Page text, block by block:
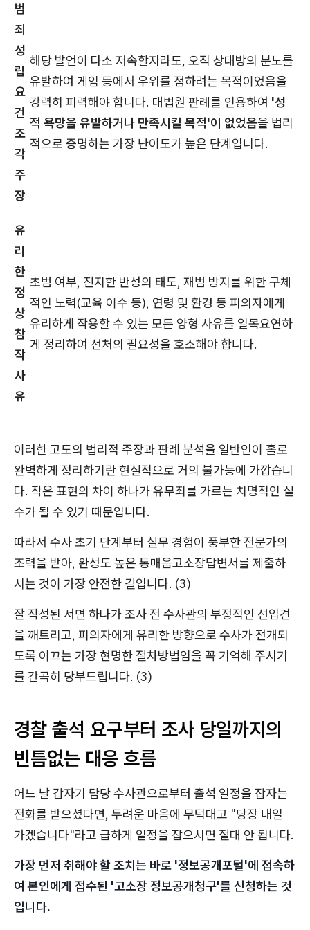
범
죄
성
립
요
건
조
각
주
장
해당 발언이 다소 저속할지라도, 오직 상대방의 분노를
유발하여 게임 등에서 우위를 점하려는 목적이었음을
강력히 피력해야 합니다. 대법원 판례를 인용하여 '성
적 욕망을 유발하거나 만족시킬 목적'이 없었음을 법리
적으로 증명하는 가장 난이도가 높은 단계입니다.
유
리
한
정
상
참
작
사
유
초범 여부, 진지한 반성의 태도, 재범 방지를 위한 구체
적인 노력(교육 이수 등), 연령 및 환경 등 피의자에게
유리하게 작용할 수 있는 모든 양형 사유를 일목요연하
게 정리하여 선처의 필요성을 호소해야 합니다.
이러한 고도의 법리적 주장과 판례 분석을 일반인이 홀로
완벽하게 정리하기란 현실적으로 거의 불가능에 가깝습니
다. 작은 표현의 차이 하나가 유무죄를 가르는 치명적인 실
수가 될 수 있기 때문입니다.
따라서 수사 초기 단계부터 실무 경험이 풍부한 전문가의
조력을 받아, 완성도 높은 통매음고소장답변서를 제출하
시는 것이 가장 안전한 길입니다. (3)
잘 작성된 서면 하나가 조사 전 수사관의 부정적인 선입견
을 깨트리고, 피의자에게 유리한 방향으로 수사가 전개되
도록 이끄는 가장 현명한 절차방법임을 꼭 기억해 주시기
를 간곡히 당부드립니다. (3)
경찰 출석 요구부터 조사 당일까지의
빈틈없는 대응 흐름
어느 날 갑자기 담당 수사관으로부터 출석 일정을 잡자는
전화를 받으셨다면, 두려운 마음에 무턱대고 "당장 내일
가겠습니다"라고 급하게 일정을 잡으시면 절대 안 됩니다.
가장 먼저 취해야 할 조치는 바로 '정보공개포털'에 접속하
여 본인에게 접수된 '고소장 정보공개청구'를 신청하는 것
입니다.